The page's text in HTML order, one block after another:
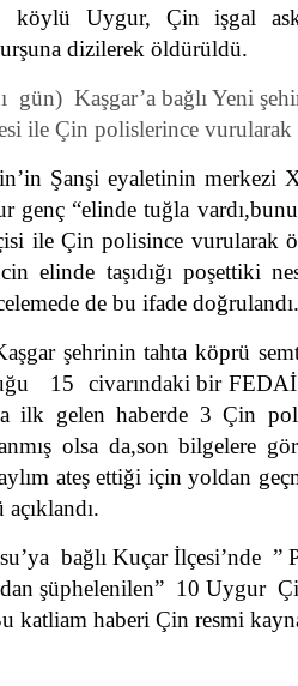
Uygur, Çin işgal
dizilerek öldürüldü.
gün) Kaşgar’a bağlı Yeni
ile Çin polislerince
Şanşi eyaletinin merkezi
genç “elinde tuğla
ile Çin polisince vurularak
elinde taşıdığı poşettiki
de bu ifade
şehrinin tahta köprü
15 civarındaki bir
ilk gelen haberde 3 Çin
olsa da,son bilgelere
ateş ettiği için yoldan
bağlı Kuçar İlçesi’nde ”
şüphelenilen” 10 Uygur
katliam haberi Çin resmi